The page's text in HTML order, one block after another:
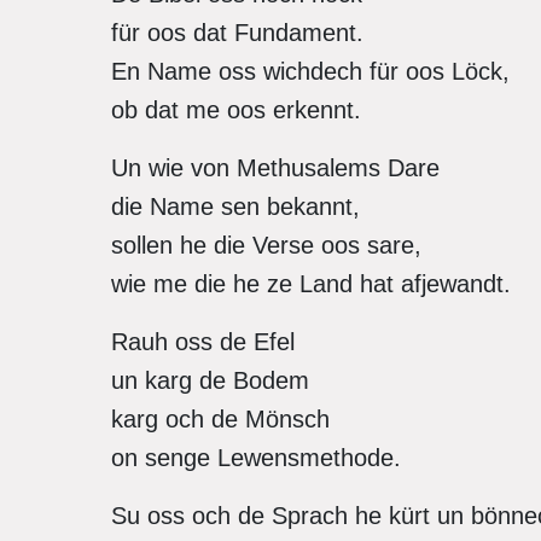
für oos dat Fundament.
En Name oss wichdech für oos Löck,
ob dat me oos erkennt.
Un wie von Methusalems Dare
die Name sen bekannt,
sollen he die Verse oos sare,
wie me die he ze Land hat afjewandt.
Rauh oss de Efel
un karg de Bodem
karg och de Mönsch
on senge Lewensmethode.
Su oss och de Sprach he kürt un